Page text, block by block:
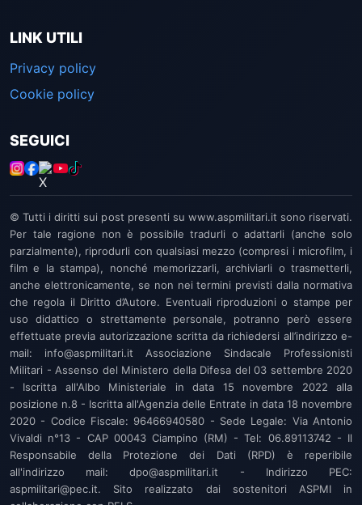
LINK UTILI
Privacy policy
Cookie policy
SEGUICI
© Tutti i diritti sui post presenti su www.aspmilitari.it sono riservati.
Per tale ragione non è possibile tradurli o adattarli (anche solo
parzialmente), riprodurli con qualsiasi mezzo (compresi i microfilm, i
film e la stampa), nonché memorizzarli, archiviarli o trasmetterli,
anche elettronicamente, se non nei termini previsti dalla normativa
che regola il Diritto d’Autore. Eventuali riproduzioni o stampe per
uso didattico o strettamente personale, potranno però essere
effettuate previa autorizzazione scritta da richiedersi all’indirizzo e-
mail: info@aspmilitari.it Associazione Sindacale Professionisti
Militari - Assenso del Ministero della Difesa del 03 settembre 2020
- Iscritta all'Albo Ministeriale in data 15 novembre 2022 alla
posizione n.8 - Iscritta all'Agenzia delle Entrate in data 18 novembre
2020 - Codice Fiscale: 96466940580 - Sede Legale: Via Antonio
Vivaldi n°13 - CAP 00043 Ciampino (RM) - Tel: 06.89113742 - Il
Responsabile della Protezione dei Dati (RPD) è reperibile
all'indirizzo mail: dpo@aspmilitari.it - Indirizzo PEC:
aspmilitari@pec.it. Sito realizzato dai sostenitori ASPMI in